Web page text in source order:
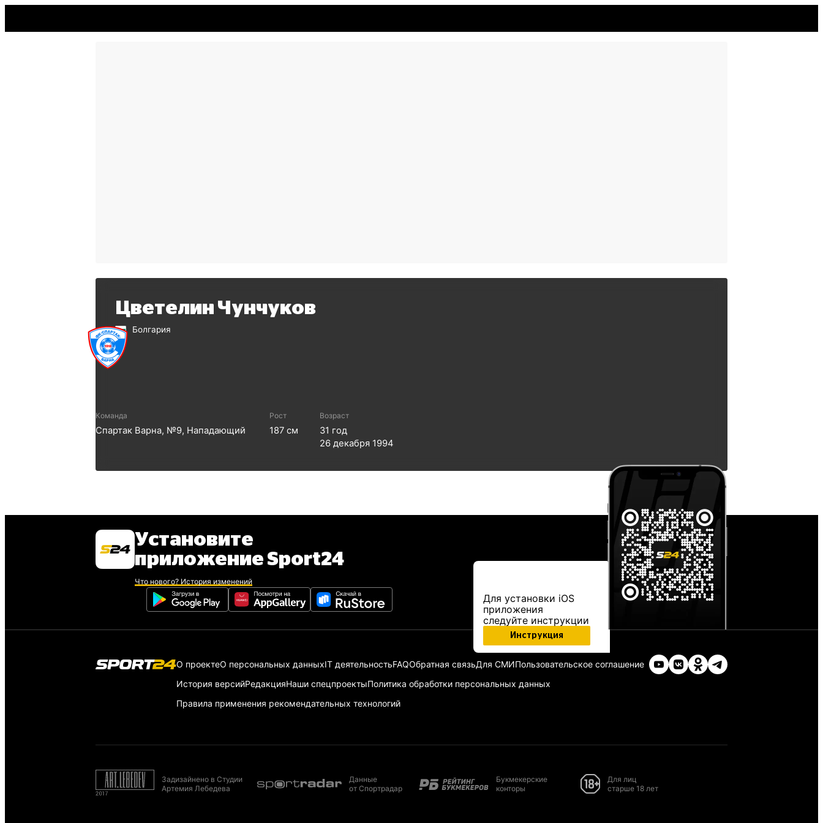
Цветелин Чунчуков
Болгария
Команда
Спартак Варна, №9, Нападающий
Рост
187 см
Возраст
31 год
26 декабря 1994
Установите
приложение Sport24
Что нового? История изменений
Для установки iOS
приложения
следуйте инструкции
Инструкция
О проектеО персональных данныхIT деятельностьFAQОбратная связьДля СМИПользовательское соглашение
История версийРедакцияНаши спецпроектыПолитика обработки персональных данных
Правила применения рекомендательных технологий
Задизайнено в Студии
Артемия Лебедева
Данные
от Спортрадар
Букмекерские
конторы
Для лиц
старше 18 лет